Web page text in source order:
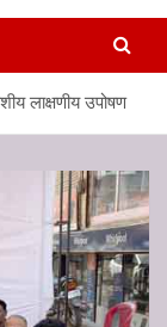
लाक्षणीय उपोषण